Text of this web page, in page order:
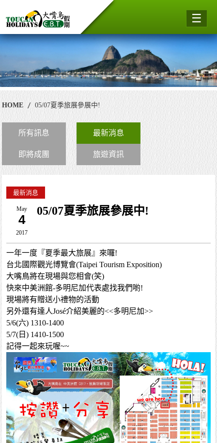
☰
HOME 05/07夏季旅展參展中!
所有訊息 最新消息
即將成團 旅遊資訊
最新消息
May
4
2017
05/07夏季旅展參展中!
一年一度『夏季最大旅展』來囉!
台北國際觀光博覽會(Taipei Tourism Exposition)
大嘴鳥將在現場與您相會(笑)
快來中美洲館-多明尼加代表處找我們喲!
現場將有贈送小禮物的活動
另外還有達人José介紹美麗的<<多明尼加>>
5/6(六) 1310-1400
5/7(日) 1410-1500
記得一起來玩喔~~